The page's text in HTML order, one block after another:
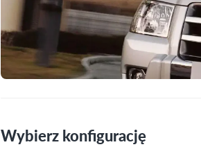
Wybierz konfigurację